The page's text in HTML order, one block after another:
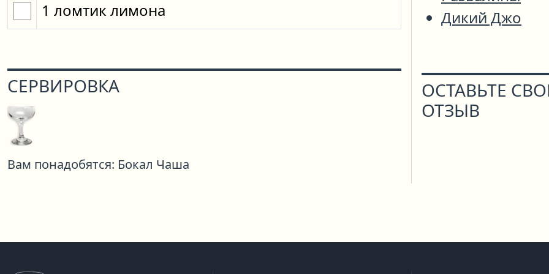
1 ломтик лимона
СЕРВИРОВКА
Вам понадобятся: Бокал Чаша
Дикий Джо
ОСТАВЬТЕ
ОТЗЫВ